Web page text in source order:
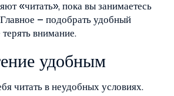
«читать», пока вы занимаетесь
– подобрать удобный
внимание.
удобным
читать в неудобных условиях.